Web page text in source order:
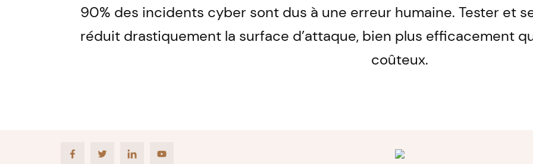
90% des incidents cyber sont dus à une erreur humaine. Tester et
réduit drastiquement la surface d’attaque, bien plus efficacement
coûteux.
FacebookTwitter LinkedIn Youtube